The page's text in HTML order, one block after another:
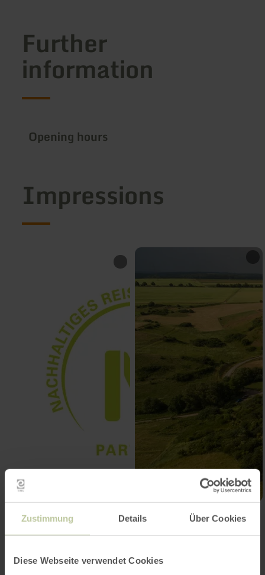
Zustimmung Details Über Cookies
Diese Webseite verwendet Cookies
Further
information
Opening hours
Impressions
Contact